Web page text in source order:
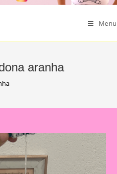
Menu
aranha